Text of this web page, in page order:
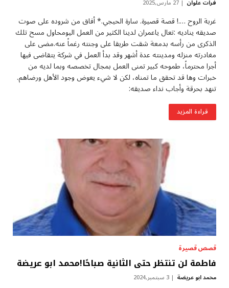
فرات علوان 27 مارس,2025
غربة الروح ….! قصة قصيرة. سارة الحيجي.* أفاق من شروده على صوت
صديقه يناديه :تعال ياعمران لدينا الكثير من العمل اليومحاول مسح تلك
الذكرى من رأسه بدمعة شقت طريقا على وجنته رغماً عنه.مضى على
مغادرته منزله ومدينته عدة أشهر وقد بدأ العمل في شركة يتقاضى فيها
أجرا محترماً، طموحه كبير تمنى العمل بمجال تخصصه وبما لديه من
خبرات وها قد تحقق ما تمناه، لكن لا شيء يعوض وجود الأهل ورضاهم.
تنهد بحرقة وأجاب نداء صديقه:
قراءة المزيد
قصص قصيرة
فاطمة لن تنتظر حتى الثانية صباحًا!محمد ابو عريضة
محمد ابو عريضة 3 سبتمبر,2024